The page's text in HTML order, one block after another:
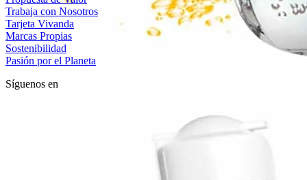
Trabaja con Nosotros
Tarjeta Vivanda
Marcas Propias
Sostenibilidad
Pasión por el Planeta
Síguenos en